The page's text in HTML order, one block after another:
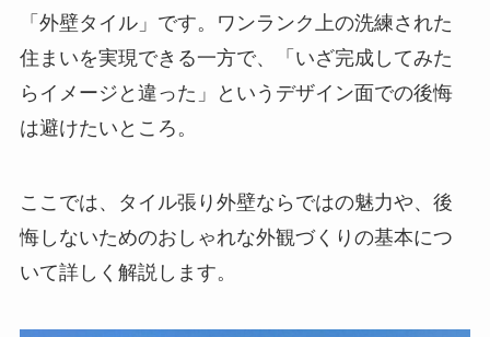
「外壁タイル」です。ワンランク上の洗練された
住まいを実現できる一方で、「いざ完成してみた
らイメージと違った」というデザイン面での後悔
は避けたいところ。
ここでは、タイル張り外壁ならではの魅力や、後
悔しないためのおしゃれな外観づくりの基本につ
いて詳しく解説します。